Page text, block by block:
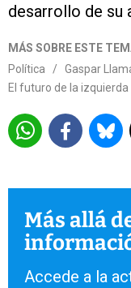
desarrollo de su
MÁS SOBRE ESTE
Política
/ Gaspar
El futuro de la izquierda
Más allá
Accede a la